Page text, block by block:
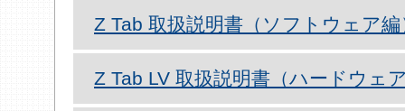
Z Tab 取扱説明書（ソフトウェア編
Z Tab LV 取扱説明書（ハードウェ